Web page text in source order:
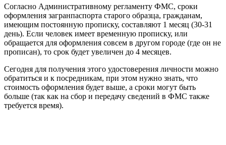
Согласно Административному регламенту ФМС, сроки
оформления загранпаспорта старого образца, гражданам,
имеющим постоянную прописку, составляют 1 месяц (30-31
день). Если человек имеет временную прописку, или
обращается для оформления совсем в другом городе (где он не
прописан), то срок будет увеличен до 4 месяцев.
Сегодня для получения этого удостоверения личности можно
обратиться и к посредникам, при этом нужно знать, что
стоимость оформления будет выше, а сроки могут быть
больше (так как на сбор и передачу сведений в ФМС также
требуется время).